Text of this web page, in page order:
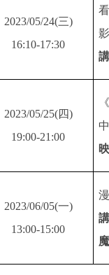
2023/05/24(三)
16:10-17:30
2023/05/25(四)
19:00-21:00
2023/06/05(一)
13:00-15:00